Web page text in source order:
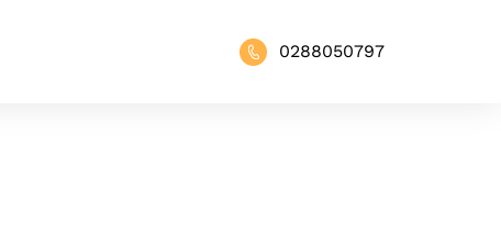
0288050797